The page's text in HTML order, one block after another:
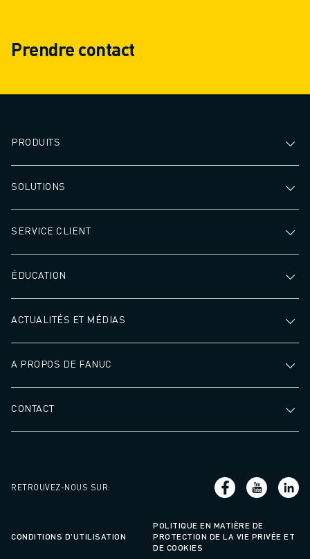
Prendre contact
PRODUITS
SOLUTIONS
SERVICE CLIENT
ÉDUCATION
ACTUALITÉS ET MÉDIAS
A PROPOS DE FANUC
CONTACT
RETROUVEZ-NOUS SUR:
CONDITIONS D'UTILISATION
POLITIQUE EN MATIÈRE DE
PROTECTION DE LA VIE PRIVÉE ET
DE COOKIES